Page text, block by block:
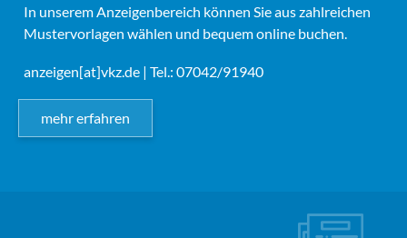
In unserem Anzeigenbereich können Sie aus zahlreichen
Mustervorlagen wählen und bequem online buchen.
anzeigen[at]vkz.de | Tel.: 07042/91940
mehr erfahren